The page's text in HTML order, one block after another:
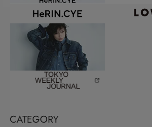
CATEGORY